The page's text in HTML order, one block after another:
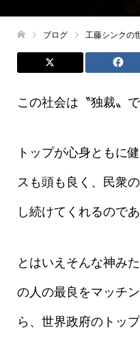
ブログ 工藤シンクの
この社会は〝独裁〟
トップが心身ともに
スも頭も良く、民衆
し続けてくれるのであ
とはいえそんな神み
の人の最良をマッチ
ら、世界政府のトッ